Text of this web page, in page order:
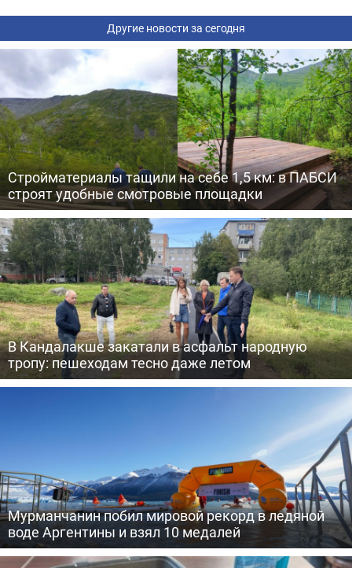
Другие новости за сегодня
Стройматериалы тащили на себе 1,5 км: в ПАБСИ
строят удобные смотровые площадки
В Кандалакше закатали в асфальт народную
тропу: пешеходам тесно даже летом
Мурманчанин побил мировой рекорд в ледяной
воде Аргентины и взял 10 медалей